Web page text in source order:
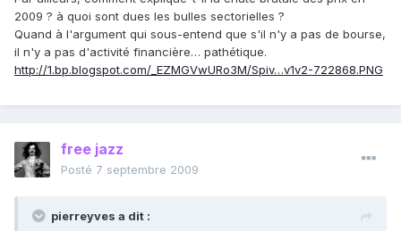
2009 ? à quoi sont dues les bulles sectorielles ?
Quand à l'argument qui sous-entend que s'il n'y a pas de bourse,
il n'y a pas d'activité financière… pathétique.
http://1.bp.blogspot.com/_EZMGVwURo3M/Spiv…v1v2-722868.PNG
free jazz
Posté 7 septembre 2009
pierreyves a dit :